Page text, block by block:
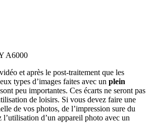
A6000
et après le post-traitement que les
types d’images faites avec un plein
sont peu importantes. Ces écarts ne seront pas
de loisirs. Si vous devez faire une
de vos photos, de l’impression sure du
l’utilisation d’un appareil photo avec un